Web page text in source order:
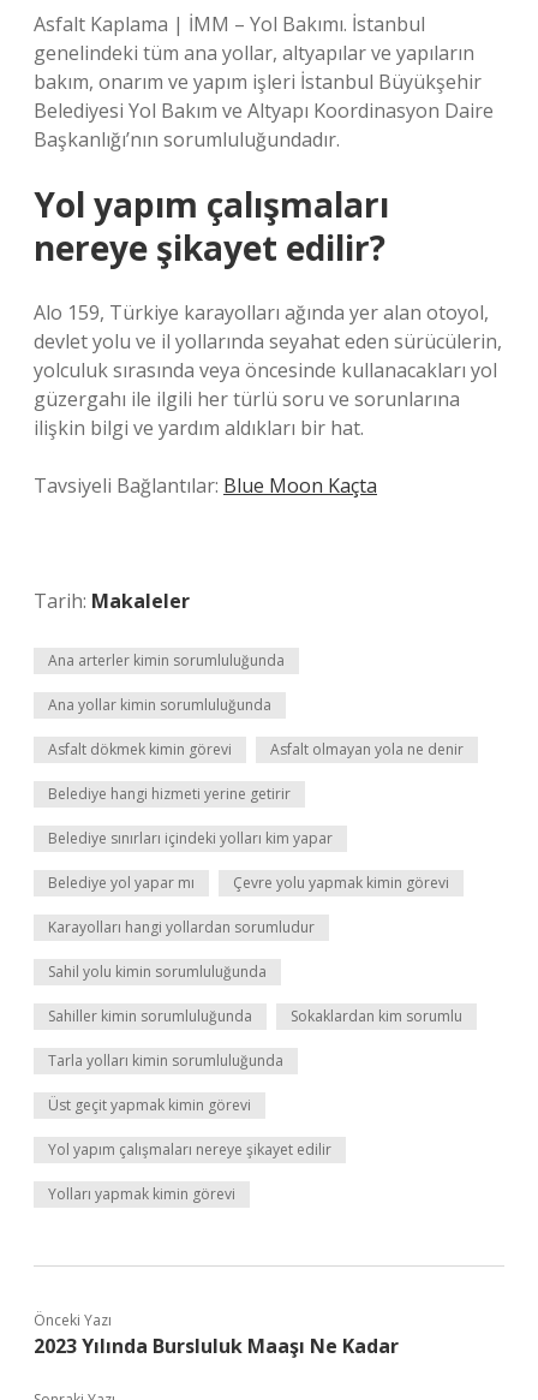
Asfalt Kaplama | İMM – Yol Bakımı. İstanbul
genelindeki tüm ana yollar, altyapılar ve yapıların
bakım, onarım ve yapım işleri İstanbul Büyükşehir
Belediyesi Yol Bakım ve Altyapı Koordinasyon Daire
Başkanlığı’nın sorumluluğundadır.
Yol yapım çalışmaları
nereye şikayet edilir?
Alo 159, Türkiye karayolları ağında yer alan otoyol,
devlet yolu ve il yollarında seyahat eden sürücülerin,
yolculuk sırasında veya öncesinde kullanacakları yol
güzergahı ile ilgili her türlü soru ve sorunlarına
ilişkin bilgi ve yardım aldıkları bir hat.
Tavsiyeli Bağlantılar: Blue Moon Kaçta
Tarih: Makaleler
Ana arterler kimin sorumluluğunda
Ana yollar kimin sorumluluğunda
Asfalt dökmek kimin görevi Asfalt olmayan yola ne denir
Belediye hangi hizmeti yerine getirir
Belediye sınırları içindeki yolları kim yapar
Belediye yol yapar mı Çevre yolu yapmak kimin görevi
Karayolları hangi yollardan sorumludur
Sahil yolu kimin sorumluluğunda
Sahiller kimin sorumluluğunda Sokaklardan kim sorumlu
Tarla yolları kimin sorumluluğunda
Üst geçit yapmak kimin görevi
Yol yapım çalışmaları nereye şikayet edilir
Yolları yapmak kimin görevi
Önceki Yazı
2023 Yılında Bursluluk Maaşı Ne Kadar